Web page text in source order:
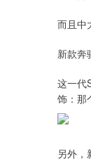
而且中
新款奔
这一代
饰：那
另外，